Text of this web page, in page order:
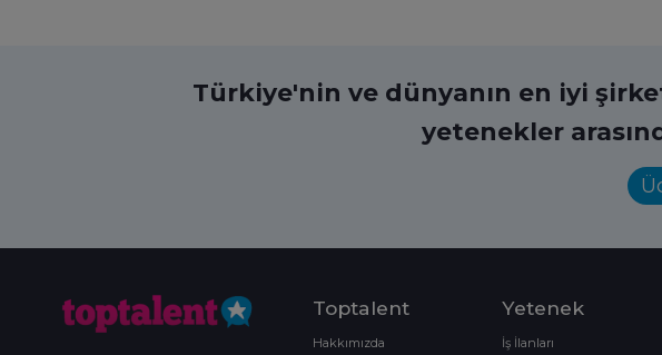
Türkiye'nin ve dünyanın en iyi
yetenekler
Toptalent
Hakkımızda
Yetenek
İş İlanları